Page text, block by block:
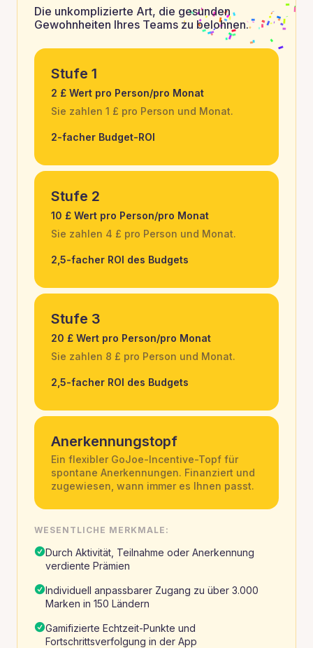
Die unkomplizierte Art, die gesunden
Gewohnheiten Ihres Teams zu belohnen.
Stufe 1
2 £ Wert pro Person/pro Monat
Sie zahlen 1 £ pro Person und Monat.
2-facher Budget-ROI
Stufe 2
10 £ Wert pro Person/pro Monat
Sie zahlen 4 £ pro Person und Monat.
2,5-facher ROI des Budgets
Stufe 3
20 £ Wert pro Person/pro Monat
Sie zahlen 8 £ pro Person und Monat.
2,5-facher ROI des Budgets
Anerkennungstopf
Ein flexibler GoJoe-Incentive-Topf für
spontane Anerkennungen. Finanziert und
zugewiesen, wann immer es Ihnen passt.
WESENTLICHE MERKMALE:
Durch Aktivität, Teilnahme oder Anerkennung
verdiente Prämien
Individuell anpassbarer Zugang zu über 3.000
Marken in 150 Ländern
Gamifizierte Echtzeit-Punkte und
Fortschrittsverfolgung in der App